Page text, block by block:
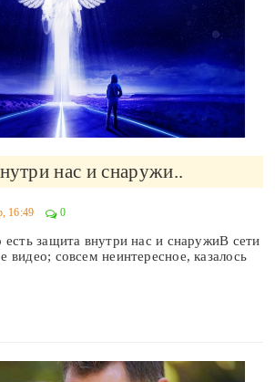
нас и снаружи..
16:49 0
есть защита внутри нас и снаружиВ сети
видео; совсем неинтересное, казалось